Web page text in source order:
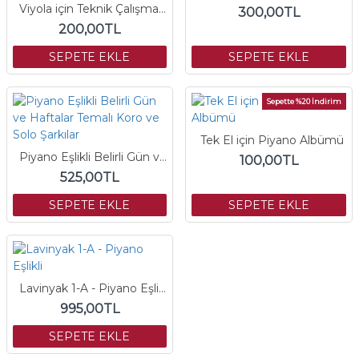
Viyola için Teknik Çalışmalar
200,00TL
SEPETE EKLE
300,00TL
SEPETE EKLE
Piyano Eşlikli Belirli Gün ve Haftalar Temalı Koro ve Solo Şarkılar
525,00TL
SEPETE EKLE
Sepette %20 İndirim
Tek El için Piyano Albümü
100,00TL
SEPETE EKLE
Lavinyak 1-A - Piyano Eşlikli
995,00TL
SEPETE EKLE